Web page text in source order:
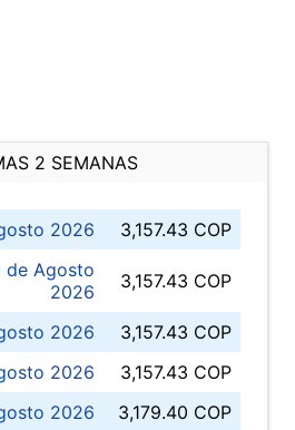
2 SEMANAS
2026
3,157.43 COP
de Agosto
2026
3,157.43 COP
2026
3,157.43 COP
2026
3,157.43 COP
2026
3,179.40 COP